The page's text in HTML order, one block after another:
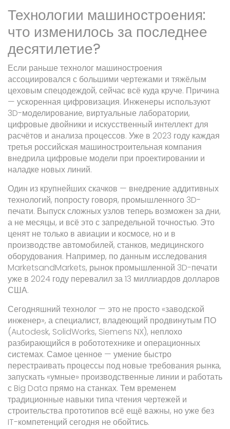
Технологии машиностроения:
что изменилось за последнее
десятилетие?
Если раньше технолог машиностроения
ассоциировался с большими чертежами и тяжёлым
цеховым спецодеждой, сейчас всё куда круче. Причина
— ускоренная цифровизация. Инженеры используют
3D-моделирование, виртуальные лаборатории,
цифровые двойники и искусственный интеллект для
расчётов и анализа процессов. Уже в 2023 году каждая
третья российская машиностроительная компания
внедрила цифровые модели при проектировании и
наладке новых линий.
Один из крупнейших скачков — внедрение аддитивных
технологий, попросту говоря, промышленного 3D-
печати. Выпуск сложных узлов теперь возможен за дни,
а не месяцы, и всё это с запредельной точностью. Это
ценят не только в авиации и космосе, но и в
производстве автомобилей, станков, медицинского
оборудования. Например, по данным исследования
MarketsandMarkets, рынок промышленной 3D-печати
уже в 2024 году перевалил за 13 миллиардов долларов
США.
Сегодняшний технолог — это не просто «заводской
инженер», а специалист, владеющий продвинутым ПО
(Autodesk, SolidWorks, Siemens NX), неплохо
разбирающийся в робототехнике и операционных
системах. Самое ценное — умение быстро
перестраивать процессы под новые требования рынка,
запускать «умные» производственные линии и работать
с Big Data прямо на станках. Тем временем
традиционные навыки типа чтения чертежей и
строительства прототипов всё ещё важны, но уже без
IT-компетенций сегодня не обойтись.